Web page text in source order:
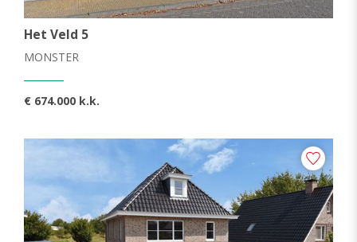
Het Veld 5
MONSTER
€ 674.000 k.k.